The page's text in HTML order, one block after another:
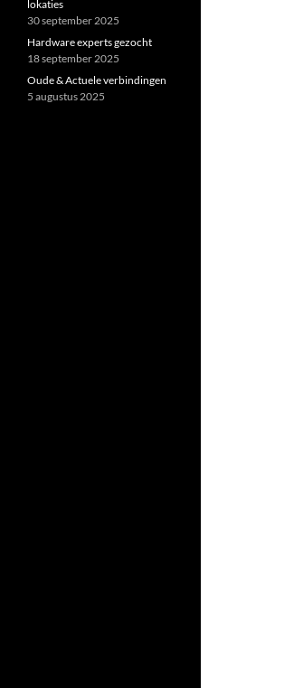
lokaties
30 september 2025
Hardware experts gezocht
18 september 2025
Oude & Actuele verbindingen
5 augustus 2025